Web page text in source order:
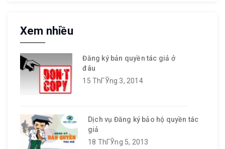
Xem nhiều
Đăng ký bản quyền tác giả ở
đâu
15 ThГЎng 3, 2014
Dịch vụ Đăng ký bảo hộ quyền tác
giả
18 ThГЎng 5, 2013